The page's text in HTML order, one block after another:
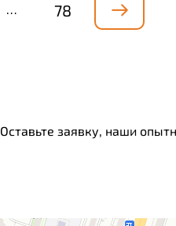
… 78
Оставьте заявку, наши